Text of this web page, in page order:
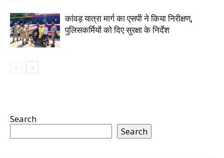
कांवड़ यात्रा मार्ग का एसपी ने किया निरीक्षण,
पुलिसकर्मियों को दिए सुरक्षा के निर्देश
Search
Search